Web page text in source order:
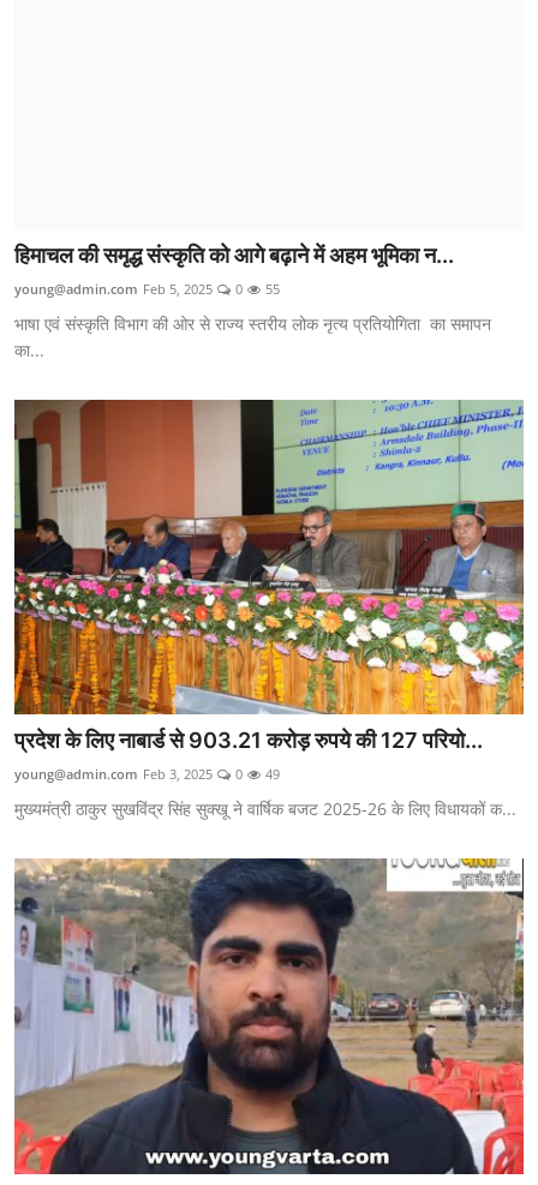
हिमाचल की समृद्ध संस्कृति को आगे बढ़ाने में अहम भूमिका न...
young@admin.com Feb 5, 2025 0 55
भाषा एवं संस्कृति विभाग की ओर से राज्य स्तरीय लोक नृत्य प्रतियोगिता का समापन
का...
प्रदेश के लिए नाबार्ड से 903.21 करोड़ रुपये की 127 परियो...
young@admin.com Feb 3, 2025 0 49
मुख्यमंत्री ठाकुर सुखविंद्र सिंह सुक्खू ने वार्षिक बजट 2025-26 के लिए विधायकों क...